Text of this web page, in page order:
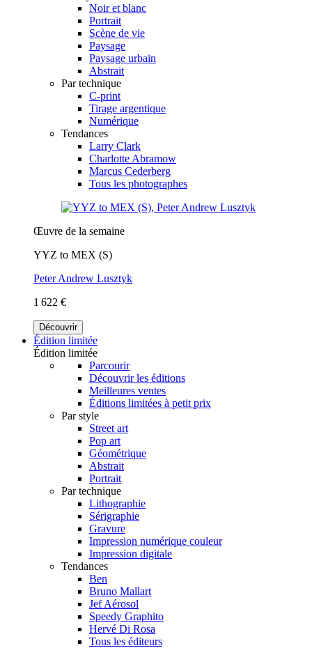
Noir et blanc
Portrait
Scène de vie
Paysage
Paysage urbain
Abstrait
Par technique
C-print
Tirage argentique
Numérique
Tendances
Larry Clark
Charlotte Abramow
Marcus Cederberg
Tous les photographes
Œuvre de la semaine
YYZ to MEX (S)
Peter Andrew Lusztyk
1 622 €
Découvrir
Édition limitée
Édition limitée
Parcourir
Découvrir les éditions
Meilleures ventes
Éditions limitées à petit prix
Par style
Street art
Pop art
Géométrique
Abstrait
Portrait
Par technique
Lithographie
Sérigraphie
Gravure
Impression numérique couleur
Impression digitale
Tendances
Ben
Bruno Mallart
Jef Aérosol
Speedy Graphito
Hervé Di Rosa
Tous les éditeurs